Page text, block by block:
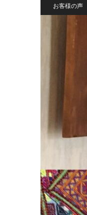
お客様の声